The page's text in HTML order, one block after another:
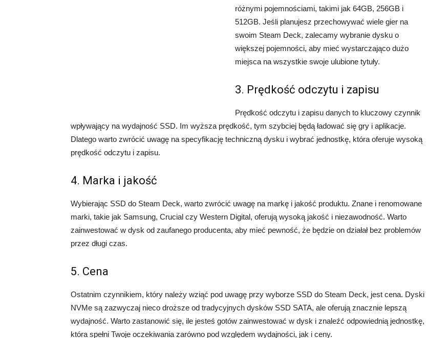
różnymi pojemnościami, takimi jak 64GB, 256GB i
512GB. Jeśli planujesz przechowywać wiele gier na
swoim Steam Deck, zalecamy wybranie dysku o
większej pojemności, aby mieć wystarczająco dużo
miejsca na wszystkie swoje ulubione tytuły.
3. Prędkość odczytu i zapisu
Prędkość odczytu i zapisu danych to kluczowy czynnik
wpływający na wydajność SSD. Im wyższa prędkość, tym szybciej będą ładować się gry i aplikacje.
Dlatego warto zwrócić uwagę na specyfikację techniczną dysku i wybrać jednostkę, która oferuje wysoką
prędkość odczytu i zapisu.
4. Marka i jakość
Wybierając SSD do Steam Deck, warto zwrócić uwagę na markę i jakość produktu. Znane i renomowane
marki, takie jak Samsung, Crucial czy Western Digital, oferują wysoką jakość i niezawodność. Warto
zainwestować w dysk od zaufanego producenta, aby mieć pewność, że będzie on działał bez problemów
przez długi czas.
5. Cena
Ostatnim czynnikiem, który należy wziąć pod uwagę przy wyborze SSD do Steam Deck, jest cena. Dyski
NVMe są zazwyczaj nieco droższe od tradycyjnych dysków SSD SATA, ale oferują znacznie lepszą
wydajność. Warto zastanowić się, ile jesteś gotów zainwestować w dysk i znaleźć odpowiednią jednostkę,
która spełni Twoje oczekiwania zarówno pod względem wydajności, jak i ceny.